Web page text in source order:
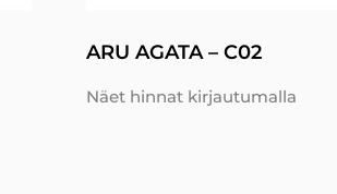
ARU AGATA – C02
Näet hinnat kirjautumalla